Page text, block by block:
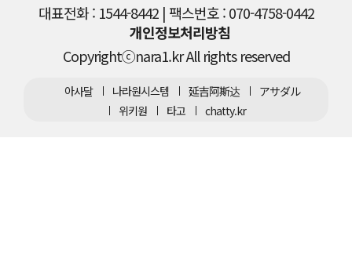
대표전화 : 1544-8442 | 팩스번호 : 070-4758-0442
개인정보처리방침
Copyrightⓒnara1.kr All rights reserved
아사달 나라원시스템 延吉阿斯达
アサダル
위키원
타고 chatty.kr